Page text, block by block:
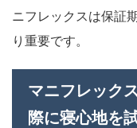
ニフレックスは保証
り重要です。
マニフレック
際に寝心地を